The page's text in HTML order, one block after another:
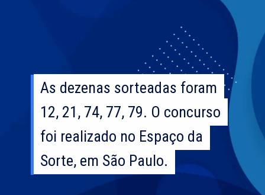
As dezenas sorteadas foram
12, 21, 74, 77, 79. O concurso
foi realizado no Espaço da
Sorte, em São Paulo.
As dezenas sorteadas foram
12, 21, 74, 77, 79. O concurso
foi realizado no Espaço da
Sorte, em São Paulo.